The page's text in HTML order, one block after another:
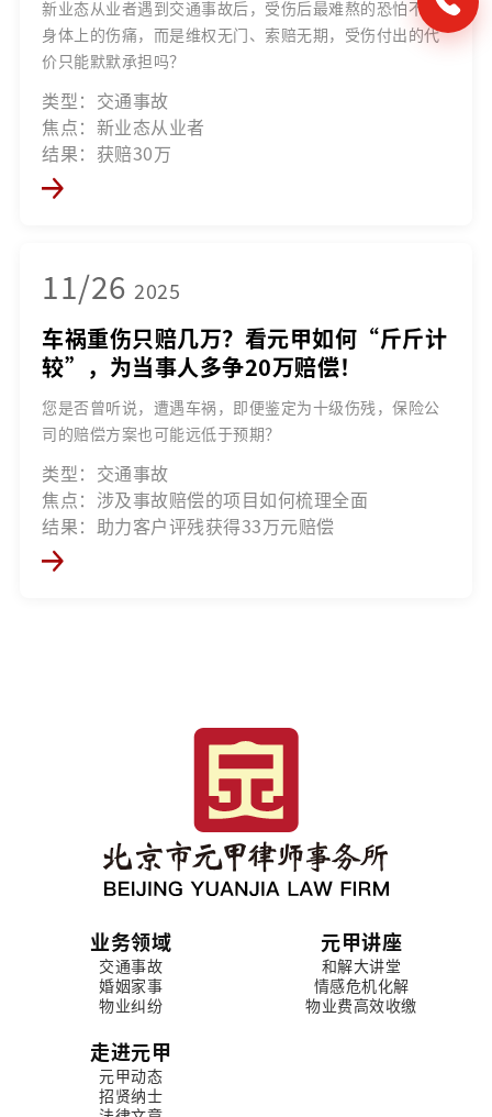
新业态从业者遇到交通事故后，受伤后最难熬的恐怕不是
身体上的伤痛，而是维权无门、索赔无期，受伤付出的代
价只能默默承担吗？
类型：交通事故
焦点：新业态从业者
结果：获赔30万
11/26 2025
车祸重伤只赔几万？看元甲如何“斤斤计
较”，为当事人多争20万赔偿！
您是否曾听说，遭遇车祸，即便鉴定为十级伤残，保险公
司的赔偿方案也可能远低于预期？
类型：交通事故
焦点：涉及事故赔偿的项目如何梳理全面
结果：助力客户评残获得33万元赔偿
业务领域
交通事故
婚姻家事
物业纠纷
元甲讲座
和解大讲堂
情感危机化解
物业费高效收缴
走进元甲
元甲动态
招贤纳士